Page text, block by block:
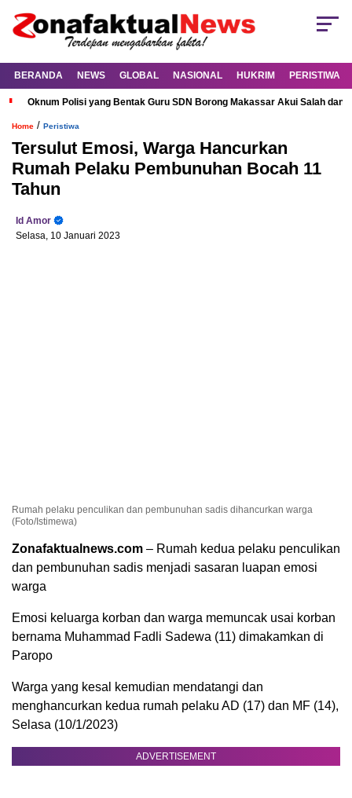
BERANDA NEWS GLOBAL NASIONAL HUKRIM PERISTIWA
Oknum Polisi yang Bentak Guru SDN Borong Makassar Akui Salah dan
Home / Peristiwa
Tersulut Emosi, Warga Hancurkan
Rumah Pelaku Pembunuhan Bocah 11
Tahun
Id Amor
Selasa, 10 Januari 2023
Rumah pelaku penculikan dan pembunuhan sadis dihancurkan warga
(Foto/Istimewa)
Zonafaktualnews.com – Rumah kedua pelaku penculikan
dan pembunuhan sadis menjadi sasaran luapan emosi
warga
Emosi keluarga korban dan warga memuncak usai korban
bernama Muhammad Fadli Sadewa (11) dimakamkan di
Paropo
Warga yang kesal kemudian mendatangi dan
menghancurkan kedua rumah pelaku AD (17) dan MF (14),
Selasa (10/1/2023)
ADVERTISEMENT